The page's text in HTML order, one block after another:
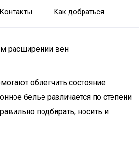
Контакты Как добраться
расширении вен
облегчить состояние
белье различается по степени
подбирать, носить и